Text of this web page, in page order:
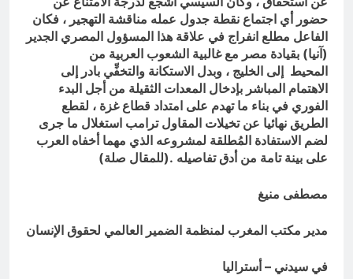
حضور أي اجتماع نقطة جدول عمله مناقشة التهجير ، فكان
الفاعل مطلع انفراج في علاقة هذا المسؤول المصري الجدير
(آنيا) بقيادة مصر مع غالبية الشعوب العربية من
المحيط إلى الخليج ، وبدل الاستكانة والتخفِّي بادر إلى
الاهتمام المباشر بإدخال المعدات الثقيلة من أجل البدء
الفوري في بناء ما تهدم على امتداد قطاع غزة ، لقطع
الطريق نهائيا عن تخيلات المقاول ترامب استغلال ما جرى
لضم الاستفادة المُطلقة لمشروعه الذي مهما أخفاه العرب
على بينة تامة من أدق تفاصيله .(للمقال صلة)
مصطفى منيغ
مدير مكتب المغرب لمنظمة الضمير العالمي لحقوق الإنسان
في سيدني – أستراليا